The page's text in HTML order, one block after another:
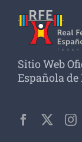
Sitio Web
Española